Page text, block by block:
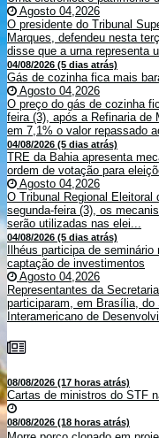
Agosto 04,2026
O presidente do Tribunal
Marques, defendeu nesta
disse que a urna representa
04/08/2026 (5 dias atrás)
Gás de cozinha fica mais
Agosto 04,2026
O preço do gás de cozinha
feira (3), após a Refinaria de
em 7,1% o valor repassado
04/08/2026 (5 dias atrás)
TRE da Bahia apresenta
ordem de votação para
Agosto 04,2026
O Tribunal Regional
segunda-feira (3), os
serão utilizadas nas elei...
04/08/2026 (5 dias atrás)
Ilhéus participa de
captação de investimentos
Agosto 04,2026
Representantes da
participaram, em Brasília, do
Interamericano de
08/08/2026 (17 horas atrás)
Cartas de ministros do STF
08/08/2026 (18 horas atrás)